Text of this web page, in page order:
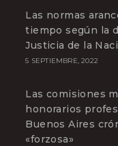
Las normas
tiempo según la
Justicia de la
5 SEPTIEMBRE, 2022
Las comisiones
honorarios
Buenos Aires
«forzosa»